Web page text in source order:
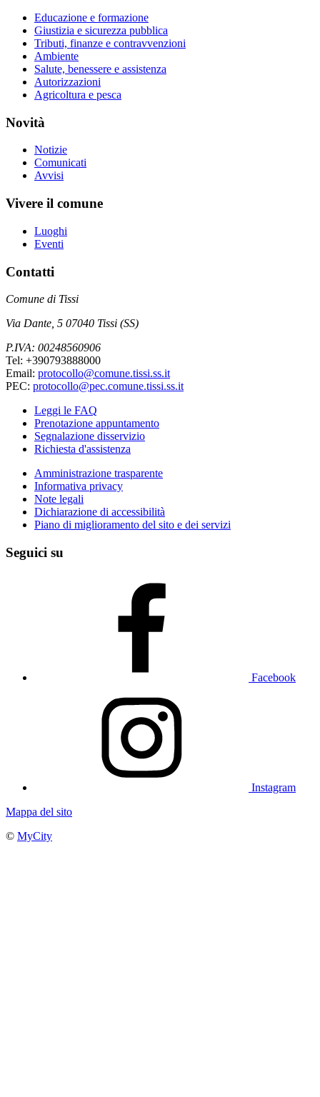
Educazione e formazione
Giustizia e sicurezza pubblica
Tributi, finanze e contravvenzioni
Ambiente
Salute, benessere e assistenza
Autorizzazioni
Agricoltura e pesca
Novità
Notizie
Comunicati
Avvisi
Vivere il comune
Luoghi
Eventi
Contatti
Comune di Tissi
Via Dante, 5 07040 Tissi (SS)
P.IVA: 00248560906
Tel: +390793888000
Email: protocollo@comune.tissi.ss.it
PEC: protocollo@pec.comune.tissi.ss.it
Leggi le FAQ
Prenotazione appuntamento
Segnalazione disservizio
Richiesta d'assistenza
Amministrazione trasparente
Informativa privacy
Note legali
Dichiarazione di accessibilità
Piano di miglioramento del sito e dei servizi
Seguici su
Facebook
Instagram
Mappa del sito
© MyCity